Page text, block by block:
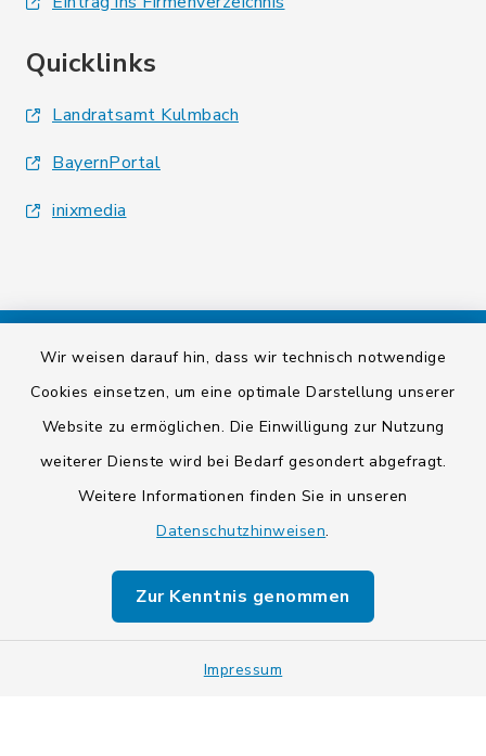
Wir weisen darauf hin, dass wir technisch notwendige
Cookies einsetzen, um eine optimale Darstellung unserer
Website zu ermöglichen. Die Einwilligung zur Nutzung
weiterer Dienste wird bei Bedarf gesondert abgefragt.
Weitere Informationen finden Sie in unseren
Datenschutzhinweisen.
Zur Kenntnis genommen
Impressum
Quicklinks
Landratsamt Kulmbach
BayernPortal
inixmedia
Kontakt
Barrierefreiheit
Datenschutz
Impressum
Sitemap